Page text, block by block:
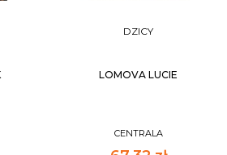
DZICY
LOMOVA LUCIE
CENTRALA